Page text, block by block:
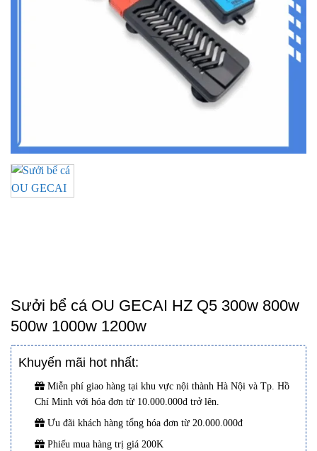
Sưởi bể cá OU GECAI HZ Q5 300w 800w
500w 1000w 1200w
Khuyến mãi hot nhất:
Miễn phí giao hàng tại khu vực nội thành Hà Nội và Tp. Hồ
Chí Minh với hóa đơn từ 10.000.000đ trở lên.
Ưu đãi khách hàng tổng hóa đơn từ 20.000.000đ
Phiếu mua hàng trị giá 200K